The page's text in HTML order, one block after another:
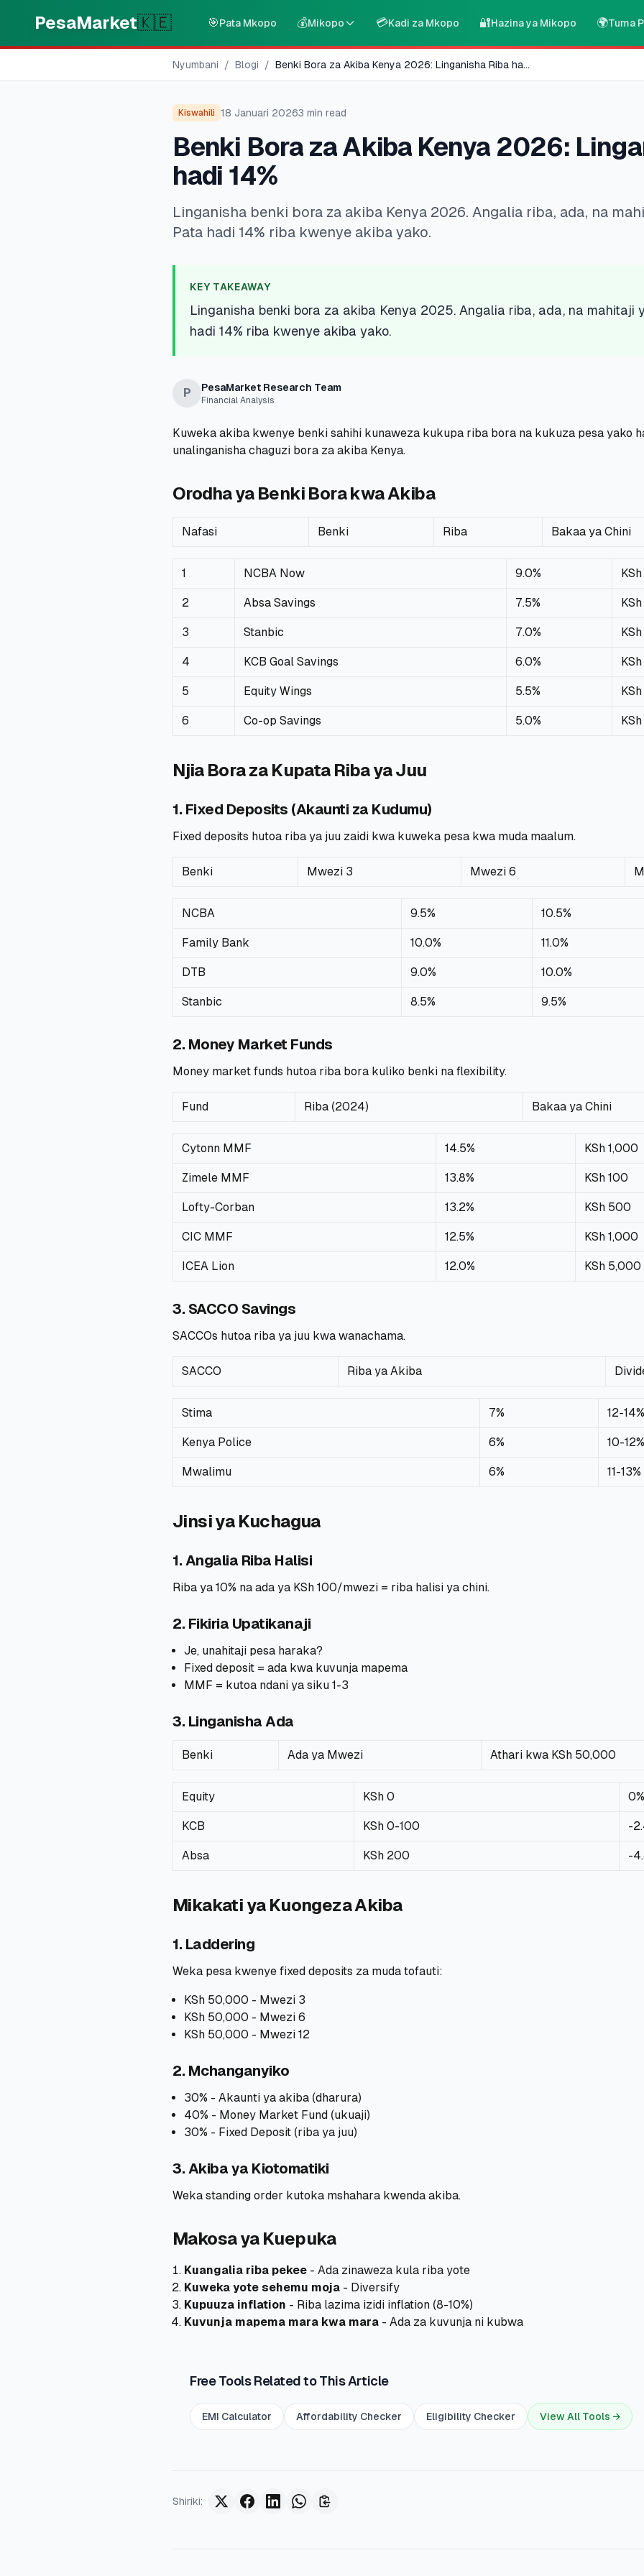
PesaMarket🇰🇪 🎯Pata Mkopo 💰Mikopo 💳Kadi za Mkopo 🔐Hazina ya Mikopo 🌍Tuma
Nyumbani / Blogi / Benki Bora za Akiba Kenya 2026: Linganisha Riba ha...
Kiswahili 18 Januari 20263 min read
Benki Bora za Akiba Kenya 2026:
hadi 14%
Linganisha benki bora za akiba Kenya 2026. Angalia riba, ada, na
Pata hadi 14% riba kwenye akiba yako.
KEY TAKEAWAY
Linganisha benki bora za akiba Kenya 2025. Angalia riba, ada, na mahitaji
hadi 14% riba kwenye akiba yako.
P PesaMarket Research Team
Financial Analysis
Kuweka akiba kwenye benki sahihi kunaweza kukupa riba bora na kukuza pesa yako
unalinganisha chaguzi bora za akiba Kenya.
Orodha ya Benki Bora kwa Akiba
Nafasi Benki Riba Bakaa ya Chini
1 NCBA Now 9.0%
2 Absa Savings 7.5%
3 Stanbic 7.0%
4 KCB Goal Savings 6.0%
5 Equity Wings 5.5%
6 Co-op Savings 5.0%
Njia Bora za Kupata Riba ya Juu
1. Fixed Deposits (Akaunti za Kudumu)
Fixed deposits hutoa riba ya juu zaidi kwa kuweka pesa kwa muda maalum.
Benki Mwezi 3 Mwezi 6
NCBA 9.5% 10.5%
Family Bank 10.0% 11.0%
DTB 9.0% 10.0%
Stanbic 8.5% 9.5%
2. Money Market Funds
Money market funds hutoa riba bora kuliko benki na flexibility.
Fund Riba (2024) Bakaa ya Chini
Cytonn MMF 14.5% KSh 1,000
Zimele MMF 13.8% KSh 100
Lofty-Corban 13.2% KSh 500
CIC MMF 12.5% KSh 1,000
ICEA Lion 12.0% KSh 5,000
3. SACCO Savings
SACCOs hutoa riba ya juu kwa wanachama.
SACCO Riba ya Akiba
Stima 7% 12-14%
Kenya Police 6% 10-12%
Mwalimu 6% 11-13%
Jinsi ya Kuchagua
1. Angalia Riba Halisi
Riba ya 10% na ada ya KSh 100/mwezi = riba halisi ya chini.
2. Fikiria Upatikanaji
Je, unahitaji pesa haraka?
Fixed deposit = ada kwa kuvunja mapema
MMF = kutoa ndani ya siku 1-3
3. Linganisha Ada
Benki Ada ya Mwezi Athari kwa KSh 50,000
Equity KSh 0 0%
KCB KSh 0-100 -
Absa KSh 200 -
Mikakati ya Kuongeza Akiba
1. Laddering
Weka pesa kwenye fixed deposits za muda tofauti:
KSh 50,000 - Mwezi 3
KSh 50,000 - Mwezi 6
KSh 50,000 - Mwezi 12
2. Mchanganyiko
30% - Akaunti ya akiba (dharura)
40% - Money Market Fund (ukuaji)
30% - Fixed Deposit (riba ya juu)
3. Akiba ya Kiotomatiki
Weka standing order kutoka mshahara kwenda akiba.
Makosa ya Kuepuka
Kuangalia riba pekee - Ada zinaweza kula riba yote
Kuweka yote sehemu moja - Diversify
Kupuuza inflation - Riba lazima izidi inflation (8-10%)
Kuvunja mapema mara kwa mara - Ada za kuvunja ni kubwa
Free Tools Related to This Article
EMI Calculator Affordability Checker Eligibility Checker View All Tools →
Shiriki: